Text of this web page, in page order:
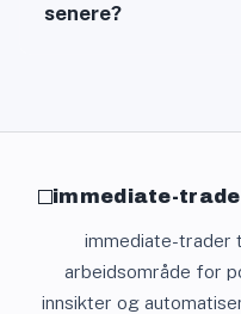
senere?
immediate-
immediate-trader
arbeidsområde for
innsikter og